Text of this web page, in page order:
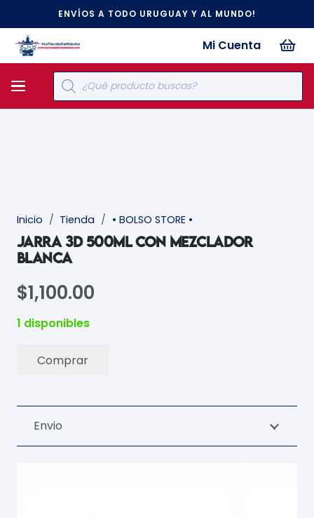
ENVÍOS A TODO URUGUAY Y AL MUNDO!
Mi Cuenta
Búsqueda
de
productos
Inicio / Tienda / • BOLSO STORE •
JARRA 3D 500ML CON MEZCLADOR
BLANCA
$1,100.00
1 disponibles
Jarra
500ML
Con
Mezclador
Comprar
Envio